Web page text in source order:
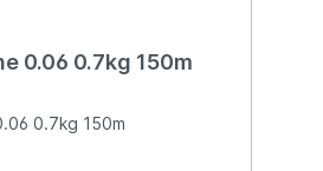
0.06 0.7kg 150m
0.7kg 150m